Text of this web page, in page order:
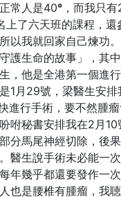
常人是40° ，而我只
了六天班的課程，
以我就回家自己煉功
護生命的故事」，其
，他是全港第一個進
1月29號，梁醫生安
行手術，要不然腫
咐秘書安排我在2月
分馬尾神經切除，後
醫生說手術未必能一
年幾乎都還要發作一
也是腰椎有腫瘤，我